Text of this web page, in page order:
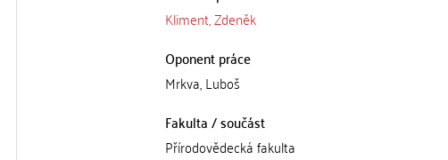
Kliment, Zdeněk
Oponent práce
Mrkva, Luboš
Fakulta / součást
Přírodovědecká fakulta